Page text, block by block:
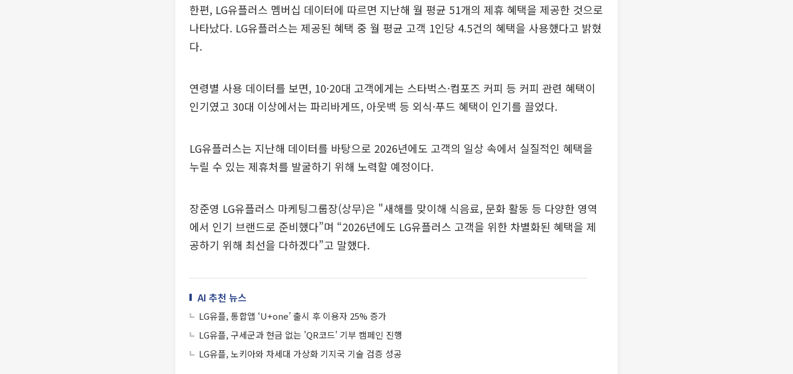
한편, LG유플러스 멤버십 데이터에 따르면 지난해 월 평균 51개의 제휴 혜택을 제공한 것으로
나타났다. LG유플러스는 제공된 혜택 중 월 평균 고객 1인당 4.5건의 혜택을 사용했다고 밝혔
다.
연령별 사용 데이터를 보면, 10·20대 고객에게는 스타벅스·컴포즈 커피 등 커피 관련 혜택이
인기였고 30대 이상에서는 파리바게뜨, 아웃백 등 외식·푸드 혜택이 인기를 끌었다.
LG유플러스는 지난해 데이터를 바탕으로 2026년에도 고객의 일상 속에서 실질적인 혜택을
누릴 수 있는 제휴처를 발굴하기 위해 노력할 예정이다.
장준영 LG유플러스 마케팅그룹장(상무)은 "새해를 맞이해 식음료, 문화 활동 등 다양한 영역
에서 인기 브랜드로 준비했다”며 “2026년에도 LG유플러스 고객을 위한 차별화된 혜택을 제
공하기 위해 최선을 다하겠다”고 말했다.
AI 추천 뉴스
LG유플, 통합앱 ‘U+one’ 출시 후 이용자 25% 증가
LG유플, 구세군과 현금 없는 'QR코드' 기부 캠페인 진행
LG유플, 노키아와 차세대 가상화 기지국 기술 검증 성공